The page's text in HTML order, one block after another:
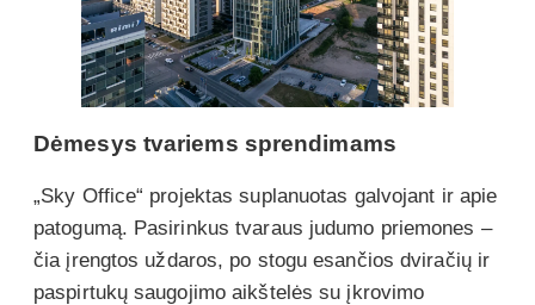
Dėmesys tvariems sprendimams
„Sky Office“ projektas suplanuotas galvojant ir apie
patogumą. Pasirinkus tvaraus judumo priemones –
čia įrengtos uždaros, po stogu esančios dviračių ir
paspirtukų saugojimo aikštelės su įkrovimo